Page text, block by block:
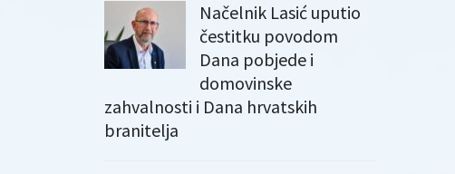
Načelnik Lasić uputio
čestitku povodom
Dana pobjede i
domovinske
zahvalnosti i Dana hrvatskih
branitelja